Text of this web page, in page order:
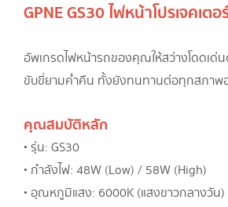
GPNE GS30 ไฟหน้าโปรเจคเ
อัพเกรดไฟหน้ารถของคุณให้สว่างโดดเด่
ขับขี่ยามค่ำคืน ทั้งยังทนทานต่อทุกสภาพ
คุณสมบัติหลัก
• รุ่น: GS30
• กำลังไฟ: 48W (Low) / 58W (High)
• อุณหภูมิแสง: 6000K (แสงขาวกลางวัน)